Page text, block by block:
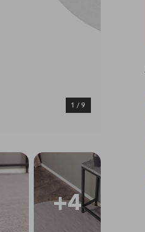
1 / 9
+4